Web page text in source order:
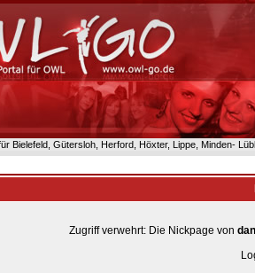
Bielefeld, Gütersloh, Herford, Höxter, Lippe, Minden-
Zugriff verwehrt: Die Nickpage von